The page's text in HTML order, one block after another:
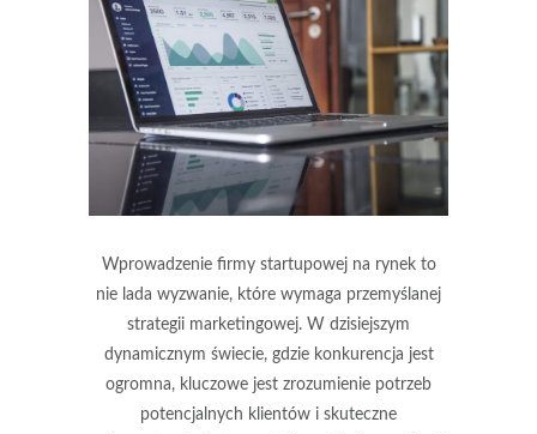
Wprowadzenie firmy startupowej na rynek to
nie lada wyzwanie, które wymaga przemyślanej
strategii marketingowej. W dzisiejszym
dynamicznym świecie, gdzie konkurencja jest
ogromna, kluczowe jest zrozumienie potrzeb
potencjalnych klientów i skuteczne